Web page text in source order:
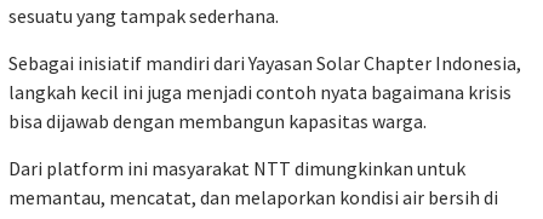
sesuatu yang tampak sederhana.
Sebagai inisiatif mandiri dari Yayasan Solar Chapter Indonesia,
langkah kecil ini juga menjadi contoh nyata bagaimana krisis
bisa dijawab dengan membangun kapasitas warga.
Dari platform ini masyarakat NTT dimungkinkan untuk
memantau, mencatat, dan melaporkan kondisi air bersih di